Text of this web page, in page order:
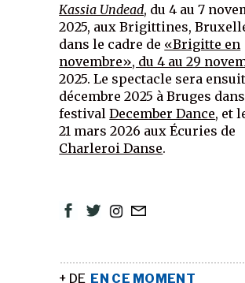
Kassia Undead, du 4 au 7
2025, aux Brigittines,
dans le cadre de «Brigitte en
novembre», du 4 au 29
2025. Le spectacle sera
décembre 2025 à Bruges
festivalDecember Dance, et
21 mars 2026 aux Écuries de
Charleroi Danse.
+ DE EN CE MOMENT